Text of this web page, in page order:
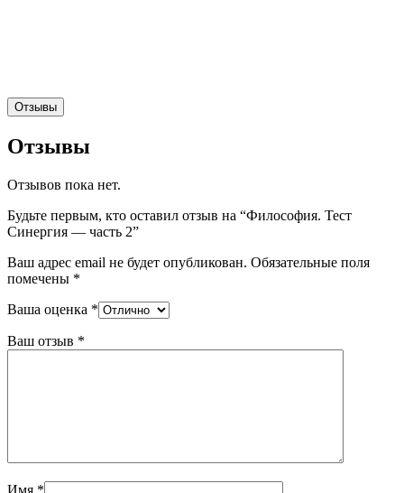
Отзывы
Отзывы
Отзывов пока нет.
Будьте первым, кто оставил отзыв на “Философия. Тест
Синергия — часть 2”
Ваш адрес email не будет опубликован. Обязательные поля
помечены *
Ваша оценка *
Ваш отзыв *
Имя *